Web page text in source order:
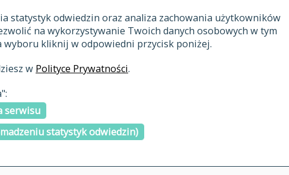
statystyk odwiedzin oraz analiza zachowania użytkowników
na wykorzystywanie Twoich danych osobowych w tym
wyboru kliknij w odpowiedni przycisk poniżej.
w Polityce Prywatności.
serwisu
statystyk odwiedzin)
najnowsze hasła
ostatnio zmodyfikowane
L Ł M